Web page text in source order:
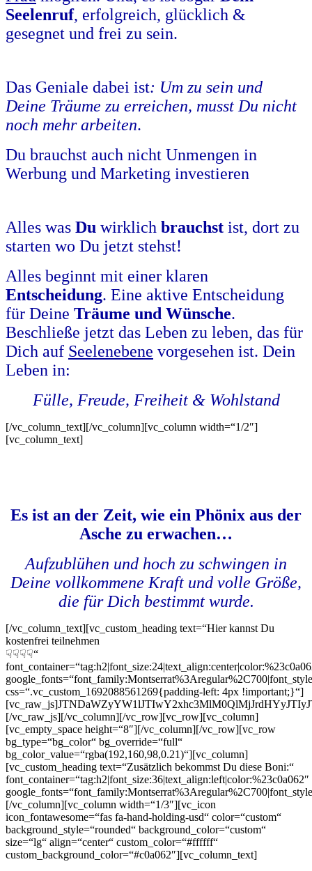
Seelenruf, erfolgreich, glücklich &
gesegnet und frei zu sein.
Das Geniale dabei ist: Um zu sein und
Deine Träume zu erreichen, musst Du nicht
noch mehr arbeiten.
Du brauchst auch nicht Unmengen in
Werbung und Marketing investieren
Alles was Du wirklich brauchst ist, dort zu
starten wo Du jetzt stehst!
Alles beginnt mit einer klaren
Entscheidung. Eine aktive Entscheidung
für Deine Träume und Wünsche.
Beschließe jetzt das Leben zu leben, das für
Dich auf Seelenebene vorgesehen ist. Dein
Leben in:
Fülle, Freude, Freiheit & Wohlstand
[/vc_column_text][/vc_column][vc_column width=“1/2″]
[vc_column_text]
Es ist an der Zeit, wie ein Phönix aus der
Asche zu erwachen…
Aufzublühen und hoch zu schwingen in
Deine vollkommene Kraft und volle Größe,
die für Dich bestimmt wurde.
[/vc_column_text][vc_custom_heading text=“Hier kannst Du
kostenfrei teilnehmen
☟☟☟☟“
css=“.vc_custom_1692088561269{padding-left: 4px !important;}“]
[/vc_raw_js][/vc_column][/vc_row][vc_row][vc_column]
[vc_empty_space height=“8″][/vc_column][/vc_row][vc_row
bg_type=“bg_color“ bg_override=“full“
bg_color_value=“rgba(192,160,98,0.21)“][vc_column]
[vc_custom_heading text=“Zusätzlich bekommst Du diese Boni:“
font_container=“tag:h2|font_size:36|text_align:left|color:%23c0a062″
[/vc_column][vc_column width=“1/3″][vc_icon
icon_fontawesome=“fas fa-hand-holding-usd“ color=“custom“
background_style=“rounded“ background_color=“custom“
size=“lg“ align=“center“ custom_color=“#ffffff“
custom_background_color=“#c0a062″][vc_column_text]